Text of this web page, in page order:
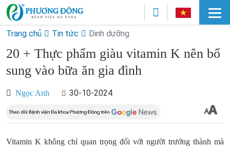
Trang chủ Tin tức Dinh dưỡng
20 + Thực phẩm giàu vitamin K nên bổ
sung vào bữa ăn gia đình
Ngọc Anh 30-10-2024
Vitamin K không chỉ quan trọng đối với người trưởng thành mà